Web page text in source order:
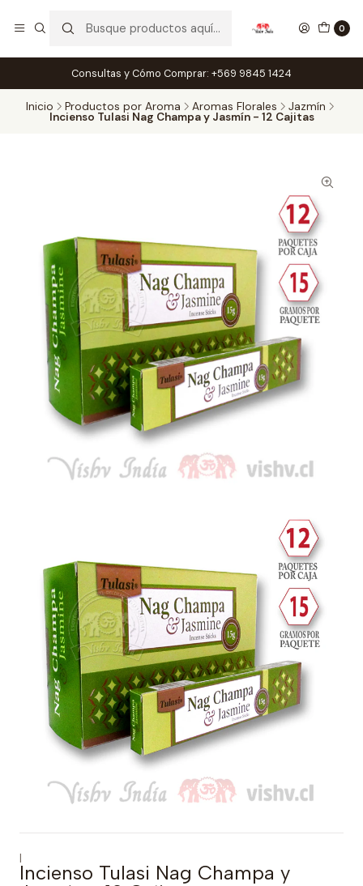
0
Consultas y Cómo Comprar: +569 9845 1424
Inicio Productos por Aroma Aromas Florales Jazmín
Incienso Tulasi Nag Champa y Jasmín - 12 Cajitas
|
Incienso Tulasi Nag Champa y